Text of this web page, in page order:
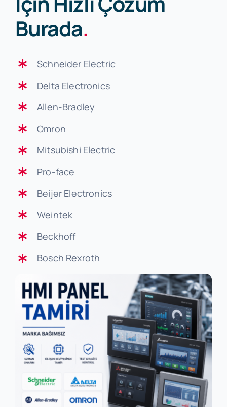
Burada.
Schneider Electric
Delta Electronics
Allen-Bradley
Omron
Mitsubishi Electric
Pro-face
Beijer Electronics
Weintek
Beckhoff
Bosch Rexroth